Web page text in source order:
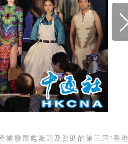
發展處牽頭及資助的第三屆“香港